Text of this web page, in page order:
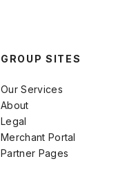
GROUP SITES
Our Services
About
Legal
Merchant Portal
Partner Pages